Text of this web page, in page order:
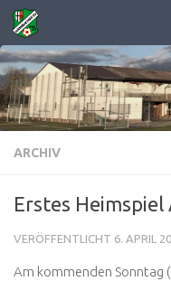
Zum Inhalt springen
ARCHIV
Erstes
VERÖFFENTLICHT 6. APRIL
Am kommenden Sonntag